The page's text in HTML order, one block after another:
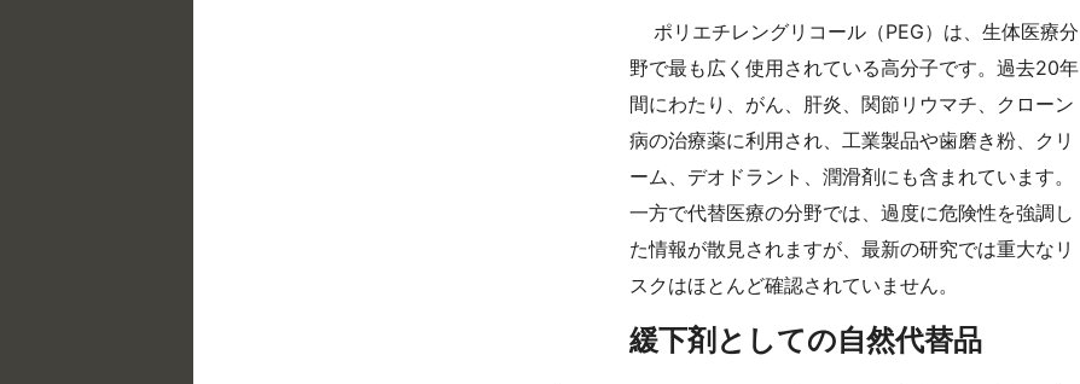
ポリエチレングリコール（PEG）は、生体医療分
野で最も広く使用されている高分子です。過去20年
間にわたり、がん、肝炎、関節リウマチ、クローン
病の治療薬に利用され、工業製品や歯磨き粉、クリ
ーム、デオドラント、潤滑剤にも含まれています。
一方で代替医療の分野では、過度に危険性を強調し
た情報が散見されますが、最新の研究では重大なリ
スクはほとんど確認されていません。
緩下剤としての自然代替品